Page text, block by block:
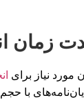
نیاز برای
با